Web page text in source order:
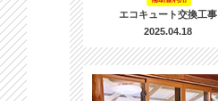
エコキュート交換工事
2025.04.18